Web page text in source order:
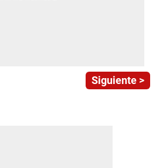
Siguiente >